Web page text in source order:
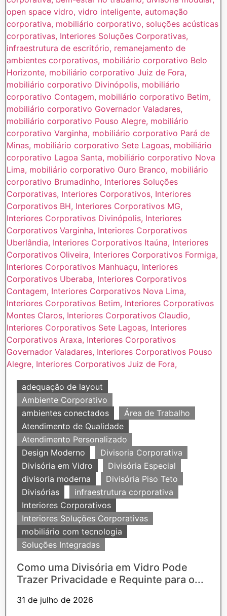
adequação de layout
Ambiente Corporativo
ambientes conectados
Área de Trabalho
Atendimento de Qualidade
Atendimento Personalizado
Design Moderno
Divisoria Corporativa
Divisória em Vidro
Divisória Especial
divisoria moderna
Divisória Piso Teto
Divisórias
infraestrutura corporativa
Interiores Corporativos
Interiores Soluções Corporativas
mobiliário com tecnologia
Soluções Integradas
Como uma Divisória em Vidro Pode
Trazer Privacidade e Requinte para o...
31 de julho de 2026